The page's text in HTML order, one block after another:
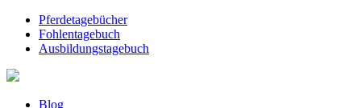
Pferdetagebücher
Fohlentagebuch
Ausbildungstagebuch
Blog